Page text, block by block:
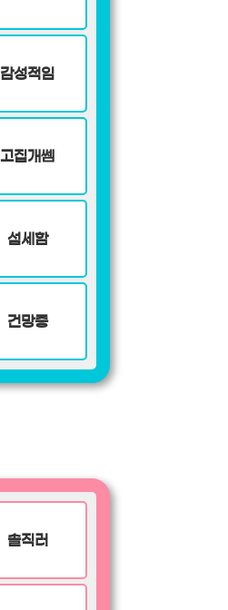
감성적임
고집개쎔
섬세함
건망증
솔직러